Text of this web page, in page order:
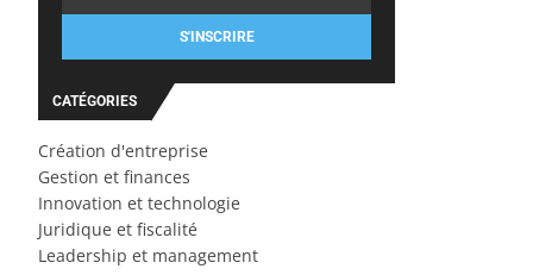
S'INSCRIRE
CATÉGORIES
Création d'entreprise
Gestion et finances
Innovation et technologie
Juridique et fiscalité
Leadership et management